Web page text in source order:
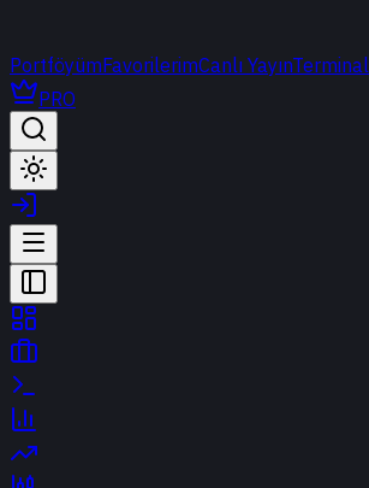
PortföyümFavorilerimCanlı YayınTerminal
PRO